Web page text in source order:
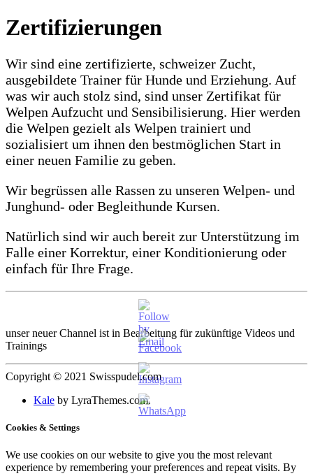
Zertifizierungen
Wir sind eine zertifizierte, schweizer Zucht,
ausgebildete Trainer für Hunde und Erziehung. Auf
was wir auch stolz sind, sind unser Zertifikat für
Welpen Aufzucht und Sensibilisierung. Hier werden
die Welpen gezielt als Welpen trainiert und
sozialisiert um ihnen den bestmöglichen Start in
einer neuen Familie zu geben.
Wir begrüssen alle Rassen zu unseren Welpen- und
Junghund- oder Begleithunde Kursen.
Natürlich sind wir auch bereit zur Unterstützung im
Falle einer Korrektur, einer Konditionierung oder
einfach für Ihre Frage.
unser neuer Channel ist in Bearbeitung für zukünftige Videos und
Trainings
Copyright © 2021 Swisspudel.com
Kale by LyraThemes.com.
Cookies & Settings
We use cookies on our website to give you the most relevant
experience by remembering your preferences and repeat visits. By